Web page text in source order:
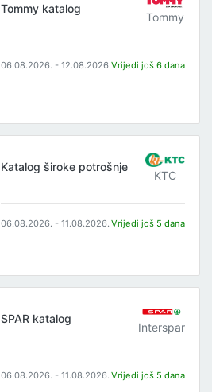
Tommy katalog
Tommy
06.08.2026. - 12.08.2026.Vrijedi još 6 dana
Katalog široke potrošnje
KTC
06.08.2026. - 11.08.2026. Vrijedi još 5 dana
SPAR katalog
Interspar
06.08.2026. - 11.08.2026. Vrijedi još 5 dana